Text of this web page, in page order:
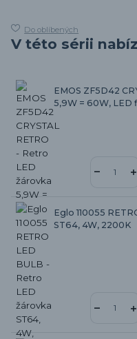
Do oblíbených
V této sérii
EMOS ZF5D42
5,9W = 60W, LED
Eglo 110055
ST64, 4W, 2200K